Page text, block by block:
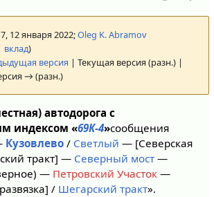
12 января 2022;Oleg K. Abramov
вклад)
версия | Текущая версия (разн.) |
→ (разн.)
автодорога с
индексом «69К-4»сообщения
Кузовлево/ Светлый — [Северская
тракт] — Северный мост—
— Петровский Участок—
/ Шегарский тракт».